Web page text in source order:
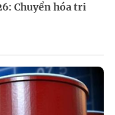
Chuyển hóa tri